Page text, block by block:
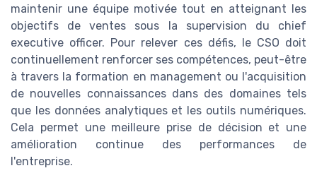
maintenir une équipe motivée tout en atteignant les
objectifs de ventes sous la supervision du chief
executive officer. Pour relever ces défis, le CSO doit
continuellement renforcer ses compétences, peut-être
à travers la formation en management ou l'acquisition
de nouvelles connaissances dans des domaines tels
que les données analytiques et les outils numériques.
Cela permet une meilleure prise de décision et une
amélioration continue des performances de
l'entreprise.